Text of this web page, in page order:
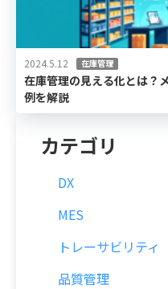
2024.5.12 在庫管理
在庫管理の見える化とは？
例を解説
カテゴリ
DX
MES
トレーサビリティ
品質管理